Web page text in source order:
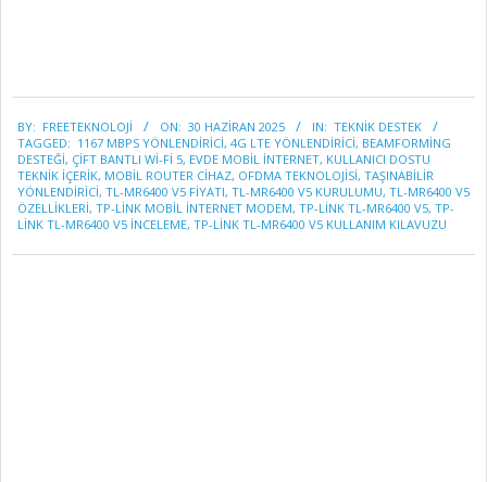
06-
30
BY: FREETEKNOLOJI ON: 30 HAZIRAN 2025 IN: TEKNİK DESTEK
TAGGED: 1167 MBPS YÖNLENDIRICI, 4G LTE YÖNLENDIRICI, BEAMFORMING
DESTEĞI, ÇIFT BANTLI WI-FI 5, EVDE MOBIL INTERNET, KULLANICI DOSTU
TEKNIK IÇERIK, MOBIL ROUTER CIHAZ, OFDMA TEKNOLOJISI, TAŞINABILIR
YÖNLENDIRICI, TL-MR6400 V5 FIYATI, TL-MR6400 V5 KURULUMU, TL-MR6400 V5
ÖZELLIKLERI, TP-LINK MOBIL INTERNET MODEM, TP-LINK TL-MR6400 V5, TP-
LINK TL-MR6400 V5 INCELEME, TP-LINK TL-MR6400 V5 KULLANIM KILAVUZU